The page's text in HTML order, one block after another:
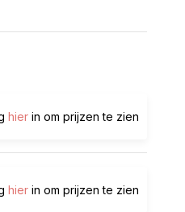
hierin om prijzen te zien
hierin om prijzen te zien